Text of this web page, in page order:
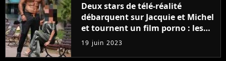
Deux stars de télé-réalité
débarquent sur Jacquie et Michel
et tournent un film porno : les
premières images du tournage
(exclu)
19 juin 2023